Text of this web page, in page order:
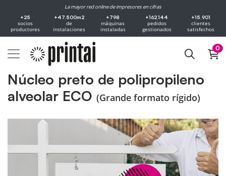
La mayor red online de impresores en cifras
+25
socios
productores
+47.500m2
de
instalaciones
+798
máquinas
instaladas
+162.144
pedidos
gestionados
+15.901
clientes
satisfechos
0
Núcleo preto de polipropileno
alveolar ECO (Grande formato rígido)